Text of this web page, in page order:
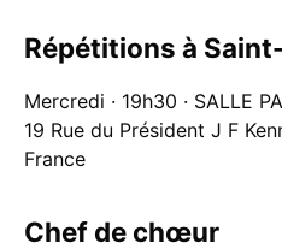
Répétitions à
Mercredi · 19h30 · SALLE
19 Rue du Président J F
France
Chef de chœur